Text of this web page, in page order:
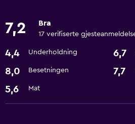
7,2 Bra
17 verifiserte
4,4 Underholdning 6,7
8,0 Besetningen 7,7
5,6 Mat